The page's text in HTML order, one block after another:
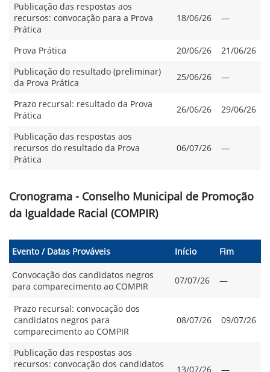
Publicação das respostas aos
recursos: convocação para a Prova
Prática
18/06/26 —
Prova Prática 20/06/26
21/06/26
Publicação do resultado (preliminar)
da Prova Prática
25/06/26 —
Prazo recursal: resultado da Prova
Prática
26/06/26 29/06/26
Publicação das respostas aos
recursos do resultado da Prova
Prática
06/07/26 —
Cronograma - Conselho Municipal de Promoção
da Igualdade Racial (COMPIR)
Evento / Datas Prováveis Início Fim
Convocação dos candidatos negros
para comparecimento ao COMPIR
07/07/26 —
Prazo recursal: convocação dos
candidatos negros para
comparecimento ao COMPIR
08/07/26 09/07/26
Publicação das respostas aos
recursos: convocação dos candidatos
13/07/26 —